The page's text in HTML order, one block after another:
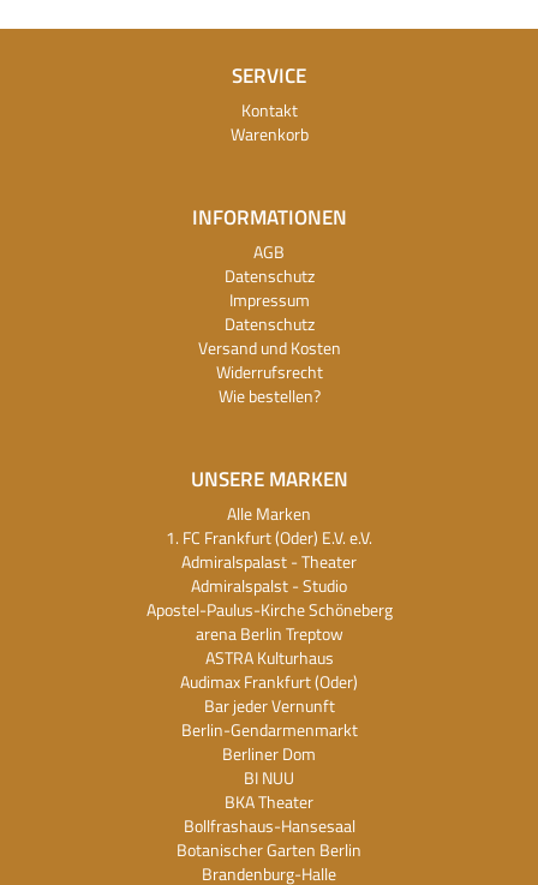
SERVICE
Kontakt
Warenkorb
INFORMATIONEN
AGB
Datenschutz
Impressum
Datenschutz
Versand und Kosten
Widerrufsrecht
Wie bestellen?
UNSERE MARKEN
Alle Marken
1. FC Frankfurt (Oder) E.V. e.V.
Admiralspalast - Theater
Admiralspalst - Studio
Apostel-Paulus-Kirche Schöneberg
arena Berlin Treptow
ASTRA Kulturhaus
Audimax Frankfurt (Oder)
Bar jeder Vernunft
Berlin-Gendarmenmarkt
Berliner Dom
BI NUU
BKA Theater
Bollfrashaus-Hansesaal
Botanischer Garten Berlin
Brandenburg-Halle